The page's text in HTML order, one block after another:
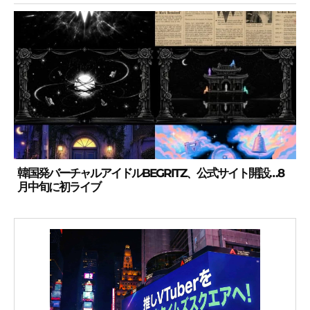
韓国発バーチャルアイドルBEGRITZ、公式サイト開設…8
月中旬に初ライブ